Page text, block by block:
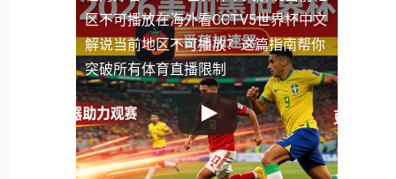
区不可播放在海外看CCTV5世界杯中文
解说当前地区不可播放？这篇指南帮你
突破所有体育直播限制